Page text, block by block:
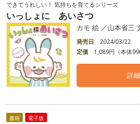
できてうれしい！ 気持ちを育てるシリーズ
いっしょに あいさつ
カモ 絵 ／山本省三
発売日
2024/03/22
定価
1,089円（本体
詳
書籍 電子版